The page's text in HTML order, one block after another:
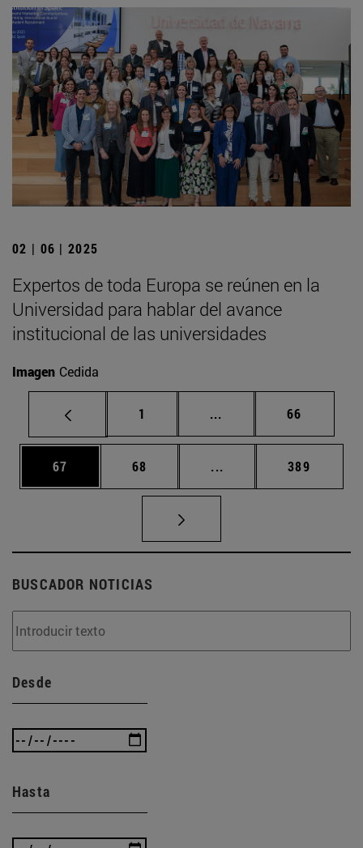
02 | 06 | 2025
Expertos de toda Europa se reúnen en la
Universidad para hablar del avance
institucional de las universidades
Imagen Cedida
Página
1 ... Páginas intermedias
Página
66
Página
67 Página
68 ... Páginas intermedias
Página
389
BUSCADOR NOTICIAS
Desde
Hasta